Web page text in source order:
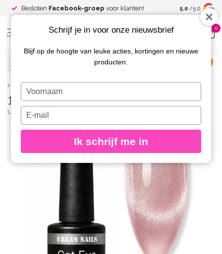
Besloten Facebook-groep voor klanten! Spaar voor
kortingen
5.0 /5.0
MENU
0
Home / 15 Opal Cat Eye Gelpolish
15 Opal Cat Eye Gelpolish
URBAN NAILS
Schrijf je in voor onze nieuwsbrief
Blijf op de hoogte van leuke acties, kortingen en nieuwe
producten.
Typ
je
naam
Typ
je
e-
in
Ik schrijf me in